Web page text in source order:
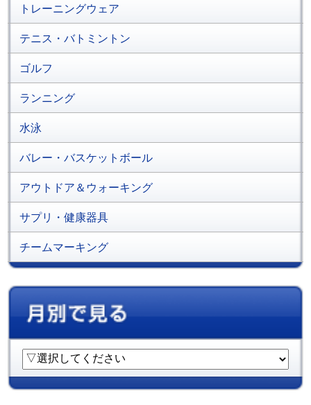
トレーニングウェア
テニス・バトミントン
ゴルフ
ランニング
水泳
バレー・バスケットボール
アウトドア＆ウォーキング
サプリ・健康器具
チームマーキング